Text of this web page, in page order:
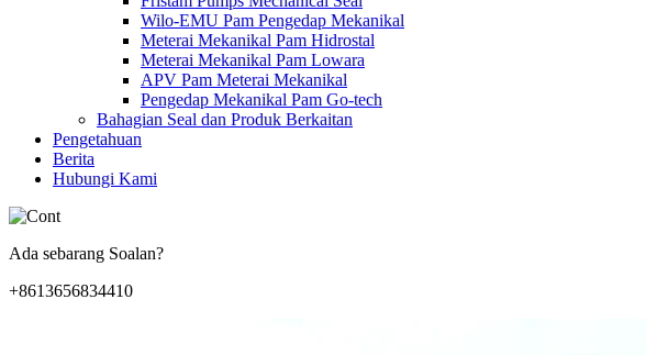
Wilo-EMU Pam Pengedap Mekanikal
Meterai Mekanikal Pam Hidrostal
Meterai Mekanikal Pam Lowara
APV Pam Meterai Mekanikal
Pengedap Mekanikal Pam Go-tech
Bahagian Seal dan Produk Berkaitan
Pengetahuan
Berita
Hubungi Kami
Ada sebarang Soalan?
+8613656834410